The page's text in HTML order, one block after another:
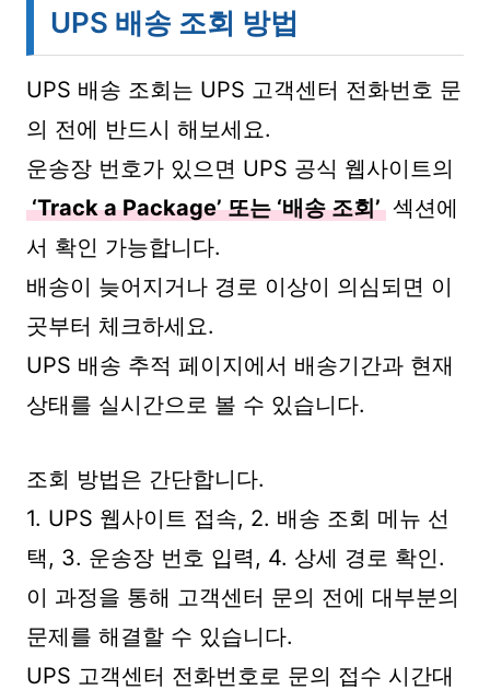
UPS 배송 조회 방법
UPS 배송 조회는 UPS 고객센터 전화번호 문
의 전에 반드시 해보세요.
운송장 번호가 있으면 UPS 공식 웹사이트의
‘Track a Package’ 또는 ‘배송 조회’ 섹션에
서 확인 가능합니다.
배송이 늦어지거나 경로 이상이 의심되면 이
곳부터 체크하세요.
UPS 배송 추적 페이지에서 배송기간과 현재
상태를 실시간으로 볼 수 있습니다.
조회 방법은 간단합니다.
1. UPS 웹사이트 접속, 2. 배송 조회 메뉴 선
택, 3. 운송장 번호 입력, 4. 상세 경로 확인.
이 과정을 통해 고객센터 문의 전에 대부분의
문제를 해결할 수 있습니다.
UPS 고객센터 전화번호로 문의 접수 시간대